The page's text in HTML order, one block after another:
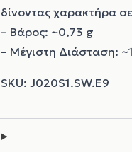
δίνοντας χαρακτήρα
– Βάρος: ~0,73 g
– Μέγιστη Διάσταση: